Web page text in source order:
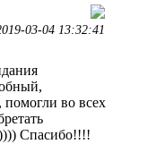
03-04 13:32:41
помогли во всех
Спасибо!!!!